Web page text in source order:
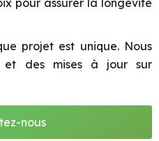
pour assurer la longévité
projet est unique. Nous
et des mises à jour sur
nous